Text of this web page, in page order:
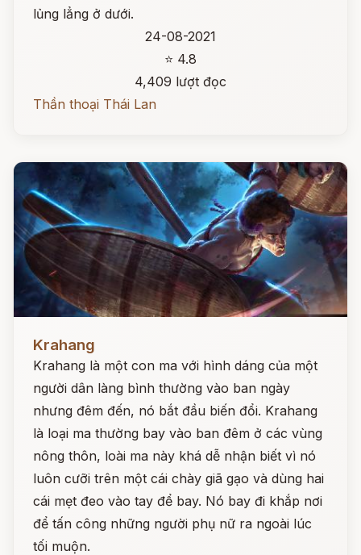
lủng lẳng ở dưới.
24-08-2021
⭐ 4.8
4,409 lượt đọc
Thần thoại Thái Lan
Krahang
Krahang là một con ma với hình dáng của một
người dân làng bình thường vào ban ngày
nhưng đêm đến, nó bắt đầu biến đổi. Krahang
là loại ma thường bay vào ban đêm ở các vùng
nông thôn, loài ma này khá dễ nhận biết vì nó
luôn cưỡi trên một cái chày giã gạo và dùng hai
cái mẹt đeo vào tay để bay. Nó bay đi khắp nơi
để tấn công những người phụ nữ ra ngoài lúc
tối muộn.